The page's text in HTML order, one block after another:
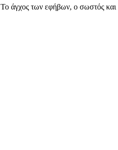
άγχος των εφήβων, ο σωστός και